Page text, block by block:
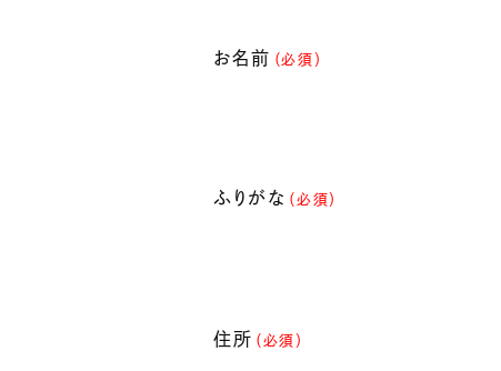
お名前 （必須）
ふりがな （必須）
住所 （必須）